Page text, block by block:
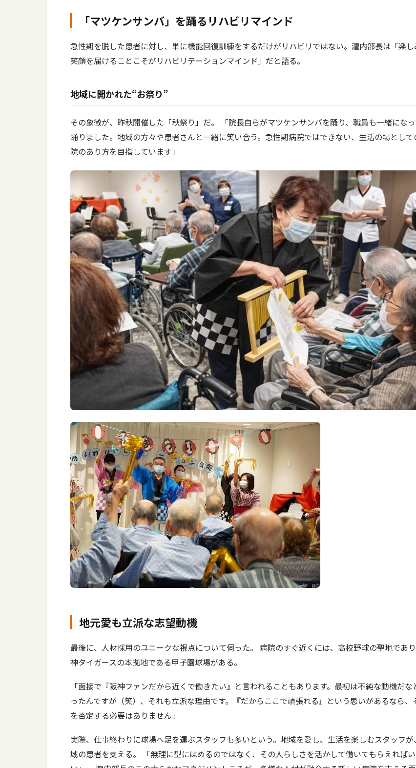
「マツケンサンバ」を踊るリハビリマインド
急性期を脱した患者に対し、単に機能回復訓練をするだけがリハビリではない。瀧内部長は「楽し
笑顔を届けることこそがリハビリテーションマインド」だと語る。
地域に開かれた“お祭り”
その象徴が、昨秋開催した「秋祭り」だ。 「院長自らがマツケンサンバを踊り、職員も一緒にな
踊りました。地域の方々や患者さんと一緒に笑い合う。急性期病院ではできない、生活の場として
院のあり方を目指しています」
地元愛も立派な志望動機
最後に、人材採用のユニークな視点について伺った。 病院のすぐ近くには、高校野球の聖地であ
神タイガースの本拠地である甲子園球場がある。
「面接で『阪神ファンだから近くで働きたい』と言われることもあります。最初は不純な動機だな
ったんですが（笑）、それも立派な理由です。『だからここで頑張れる』という思いがあるなら、
を否定する必要はありません」
実際、仕事終わりに球場へ足を運ぶスタッフも多いという。地域を愛し、生活を楽しむスタッフが
域の患者を支える。 「無理に型にはめるのではなく、その人らしさを活かして働いてもらえればい